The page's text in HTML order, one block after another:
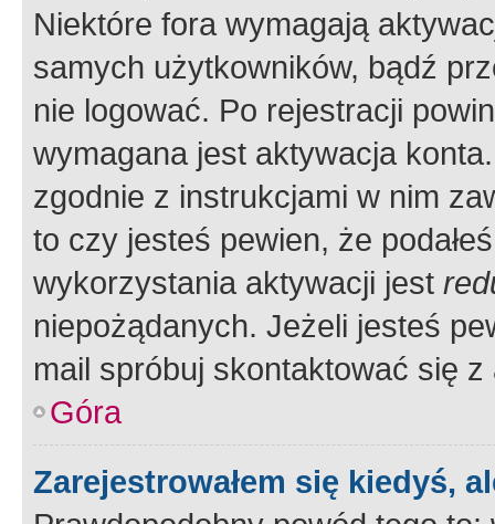
Niektóre fora wymagają
samych użytkowników, bądź
nie logować. Po rejestracji
wymagana jest aktywacja
zgodnie z instrukcjami w nim
to czy jesteś pewien, że
wykorzystania aktywacji jest
niepożądanych. Jeżeli jesteś
mail spróbuj skontaktować się
Góra
Zarejestrowałem się kiedyś,